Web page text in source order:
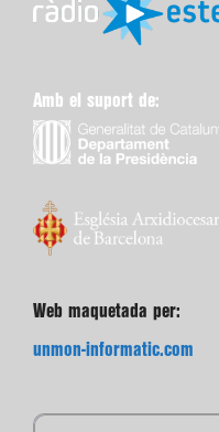
Amb el suport de:
Web maquetada per:
unmon-informatic.com